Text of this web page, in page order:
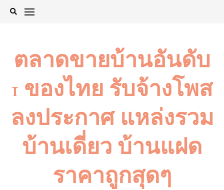
Skip
ตลาดขายบ้านอันดับ
1 ของไทย รับจ้างโพส
ลงประกาศ แหล่งรวม
บ้านเดี่ยว บ้านแฝด
ราคาถูกสุดๆ